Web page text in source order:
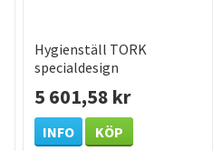
Hygienställ TORK
specialdesign
5 601,58 kr
INFO KÖP